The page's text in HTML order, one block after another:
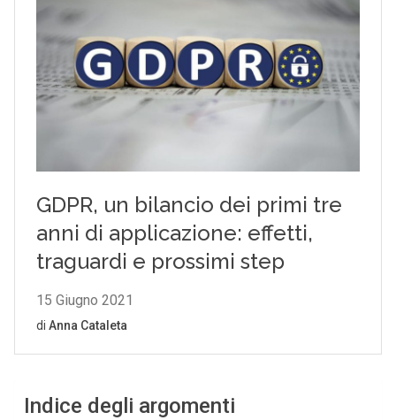
Indice degli argomenti